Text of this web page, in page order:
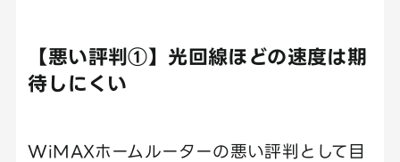
【悪い評判①】光回線ほどの速度は期
待しにくい
WiMAXホームルーターの悪い評判として目